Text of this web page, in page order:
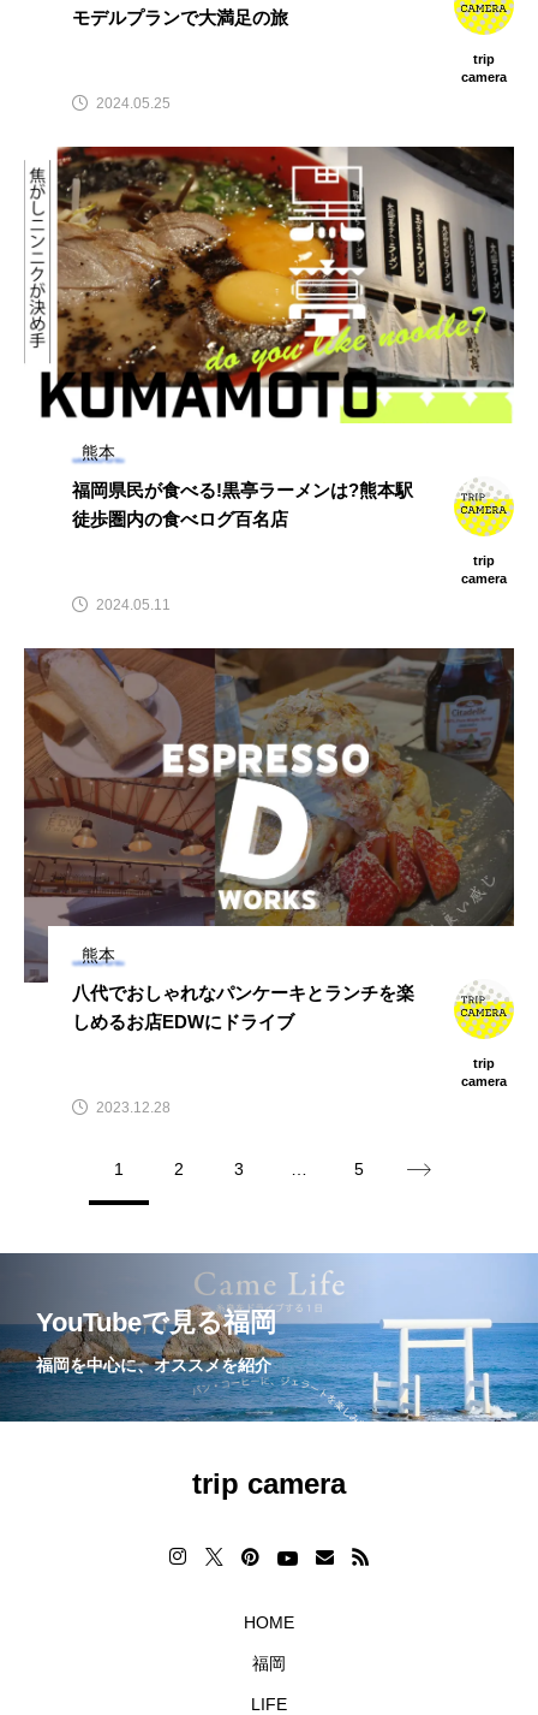
モデルプランで大満足の旅
trip
camera
2024.05.25
熊本
福岡県民が食べる!黒亭ラーメンは?熊本駅
徒歩圏内の食べログ百名店
trip
camera
2024.05.11
熊本
八代でおしゃれなパンケーキとランチを楽
しめるお店EDWにドライブ
trip
camera
2023.12.28
1 2 3 5
YouTubeで見る福岡
福岡を中心に、オススメを紹介
trip camera
HOME
福岡
LIFE